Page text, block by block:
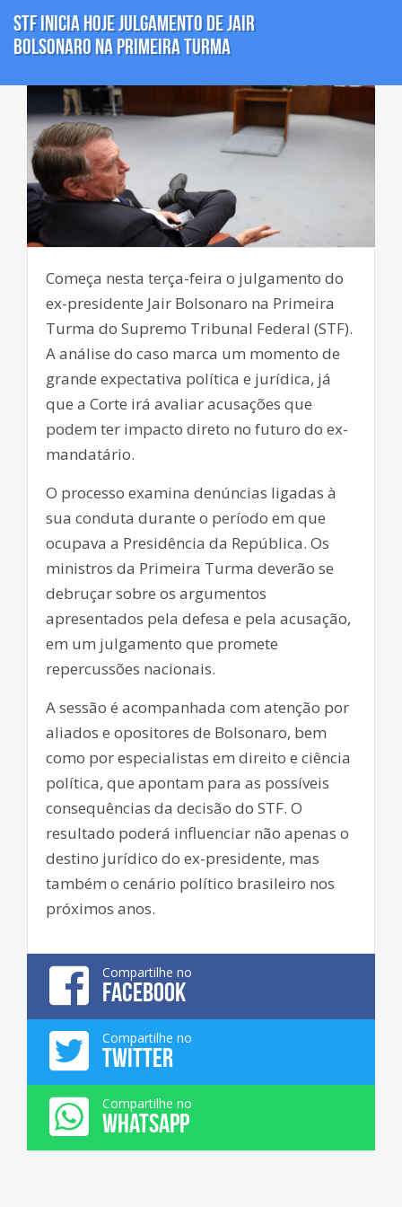
STF inicia hoje julgamento de Jair
Bolsonaro na Primeira Turma
Começa nesta terça-feira o julgamento do
ex-presidente Jair Bolsonaro na Primeira
Turma do Supremo Tribunal Federal (STF).
A análise do caso marca um momento de
grande expectativa política e jurídica, já
que a Corte irá avaliar acusações que
podem ter impacto direto no futuro do ex-
mandatário.
O processo examina denúncias ligadas à
sua conduta durante o período em que
ocupava a Presidência da República. Os
ministros da Primeira Turma deverão se
debruçar sobre os argumentos
apresentados pela defesa e pela acusação,
em um julgamento que promete
repercussões nacionais.
A sessão é acompanhada com atenção por
aliados e opositores de Bolsonaro, bem
como por especialistas em direito e ciência
política, que apontam para as possíveis
consequências da decisão do STF. O
resultado poderá influenciar não apenas o
destino jurídico do ex-presidente, mas
também o cenário político brasileiro nos
próximos anos.
Compartilhe no
FACEBOOK
Compartilhe no
TWITTER
Compartilhe no
WHATSAPP